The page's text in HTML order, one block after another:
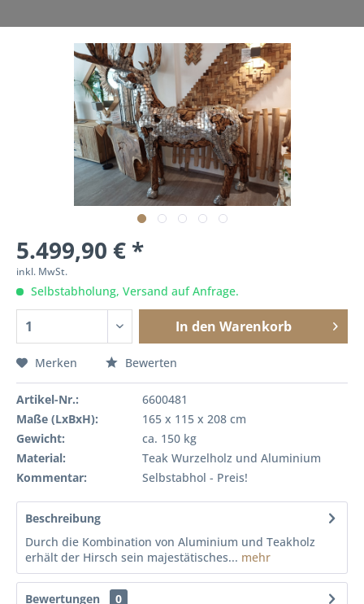
5.499,90 € *
inkl. MwSt.
Selbstabholung, Versand auf Anfrage.
In den Warenkorb
Merken Bewerten
Artikel-Nr.:
6600481
Maße (LxBxH):
165 x 115 x 208 cm
Gewicht:
ca. 150 kg
Material:
Teak Wurzelholz und Aluminium
Kommentar:
Selbstabhol - Preis!
Beschreibung
Durch die Kombination von Aluminium und Teakholz
erhält der Hirsch sein majestätisches... mehr
Bewertungen
0